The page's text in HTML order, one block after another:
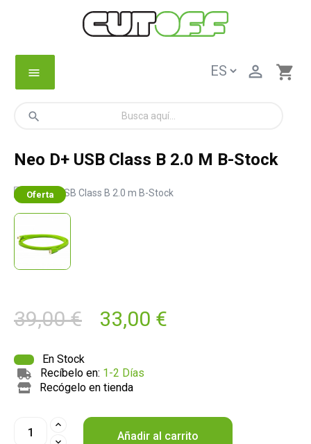
menu shopping_cart

search
Neo D+ USB Class B 2.0 M B-Stock
Oferta
39,00 € 33,00 €
En Stock
Recíbelo en: 1-2 Días
Recógelo en tienda
Añadir al carrito